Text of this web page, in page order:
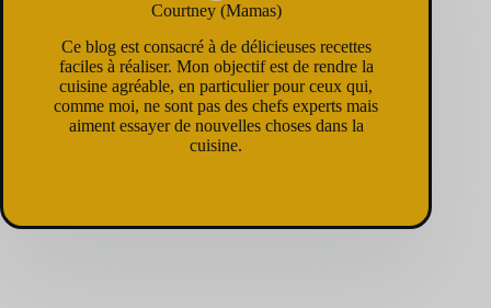
Courtney (Mamas)
Ce blog est consacré à de délicieuses recettes
faciles à réaliser. Mon objectif est de rendre la
cuisine agréable, en particulier pour ceux qui,
comme moi, ne sont pas des chefs experts mais
aiment essayer de nouvelles choses dans la
cuisine.